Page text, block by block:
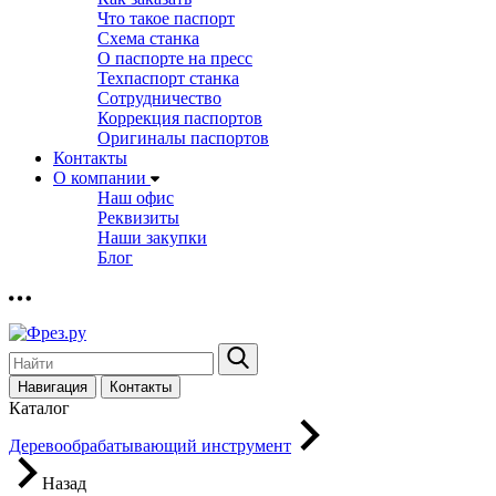
Что такое паспорт
Схема станка
О паспорте на пресс
Техпаспорт станка
Сотрудничество
Коррекция паспортов
Оригиналы паспортов
Контакты
О компании
Наш офис
Реквизиты
Наши закупки
Блог
Навигация Контакты
Каталог
Деревообрабатывающий инструмент
Назад